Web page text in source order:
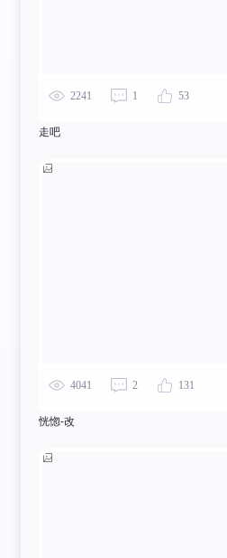
2241 1 53
走吧
4041 2 131
恍惚-改